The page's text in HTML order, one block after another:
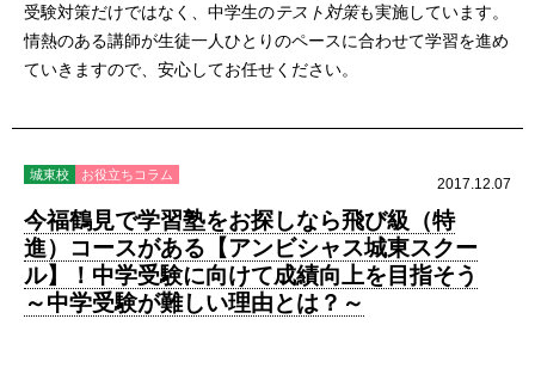
受験対策だけではなく、中学生のテスト対策も実施しています。
情熱のある講師が生徒一人ひとりのペースに合わせて学習を進め
ていきますので、安心してお任せください。
城東校 お役立ちコラム
2017.12.07
今福鶴見で学習塾をお探しなら飛び級（特
進）コースがある【アンビシャス城東スクー
ル】！中学受験に向けて成績向上を目指そう
～中学受験が難しい理由とは？～